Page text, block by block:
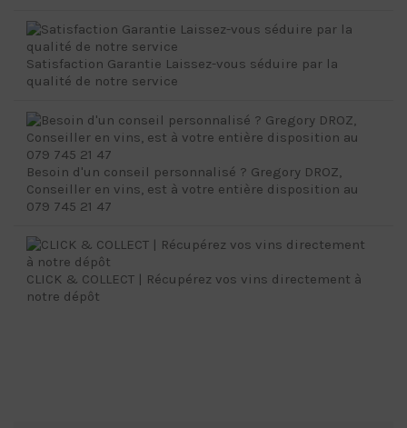
Satisfaction Garantie Laissez-vous séduire par la
qualité de notre service
Besoin d'un conseil personnalisé ? Gregory DROZ,
Conseiller en vins, est à votre entière disposition au
079 745 21 47
CLICK & COLLECT | Récupérez vos vins directement à
notre dépôt